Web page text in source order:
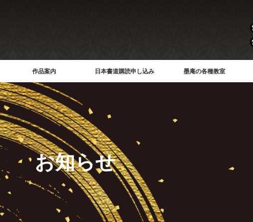
作品案内
作品案内
作品の依頼
書道家紹介
日本書道購読申し込み 墨庵の各種教室
お知らせ